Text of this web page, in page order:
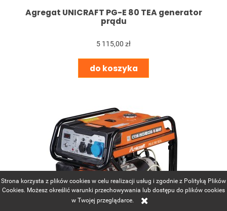
Strona korzysta z plików cookies w celu realizacji usług i zgodnie z Polityką Plików
Cookies. Możesz określić warunki przechowywania lub dostępu do plików cookies
w Twojej przeglądarce.
Agregat UNICRAFT PG-E 80 TEA generator
prądu
5 115,00 zł
do koszyka